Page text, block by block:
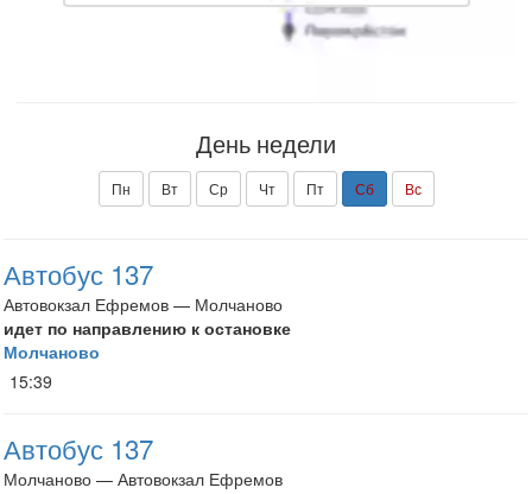
День недели
Пн Вт Ср Чт Пт Сб Вс
Автобус 137
Автовокзал Ефремов — Молчаново
идет по направлению к остановке
Молчаново
15:39
Автобус 137
Молчаново — Автовокзал Ефремов